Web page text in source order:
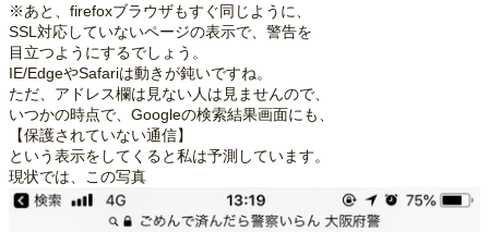
※あと、firefoxブラウザもすぐ同じように、
SSL対応していないページの表示で、警告を
目立つようにするでしょう。
IE/EdgeやSafariは動きが鈍いですね。
ただ、アドレス欄は見ない人は見ませんので、
いつかの時点で、Googleの検索結果画面にも、
【保護されていない通信】
という表示をしてくると私は予測しています。
現状では、この写真